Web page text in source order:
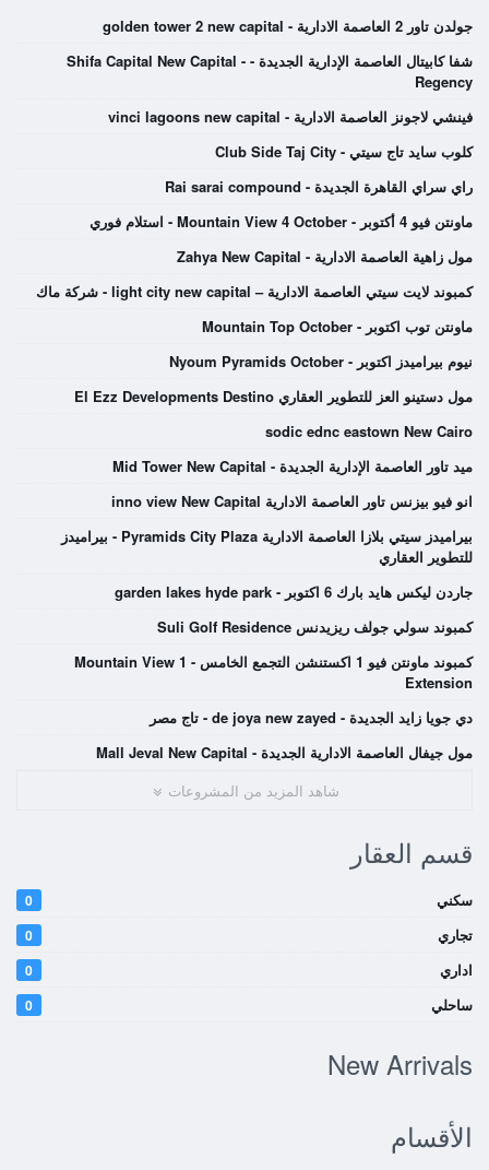
جولدن تاور 2 العاصمة الادارية - golden tower 2 new capital
شفا كابيتال العاصمة الإدارية الجديدة - Shifa Capital New Capital -
Regency
فينشي لاجونز العاصمة الادارية - vinci lagoons new capital
كلوب سايد تاج سيتي - Club Side Taj City
راي سراي القاهرة الجديدة - Rai sarai compound
ماونتن فيو 4 أكتوبر - Mountain View 4 October - استلام فوري
مول زاهية العاصمة الادارية - Zahya New Capital
كمبوند لايت سيتي العاصمة الادارية – light city new capital - شركة ماك
ماونتن توب اكتوبر - Mountain Top October
نيوم بيراميدز اكتوبر - Nyoum Pyramids October
مول دستينو العز للتطوير العقاري El Ezz Developments Destino
sodic ednc eastown New Cairo
ميد تاور العاصمة الإدارية الجديدة - Mid Tower New Capital
انو فيو بيزنس تاور العاصمة الادارية inno view New Capital
بيراميدز سيتي بلازا العاصمة الادارية Pyramids City Plaza - بيراميدز
للتطوير العقاري
جاردن ليكس هايد بارك 6 اكتوبر - garden lakes hyde park
كمبوند سولي جولف ريزيدنس Suli Golf Residence
كمبوند ماونتن فيو 1 اكستنشن التجمع الخامس - Mountain View 1
Extension
دي جويا زايد الجديدة - de joya new zayed - تاج مصر
مول جيفال العاصمة الادارية الجديدة - Mall Jeval New Capital
شاهد المزيد من المشروعات
قسم العقار
سكني 0
تجاري 0
اداري 0
ساحلي 0
New Arrivals
الأقسام